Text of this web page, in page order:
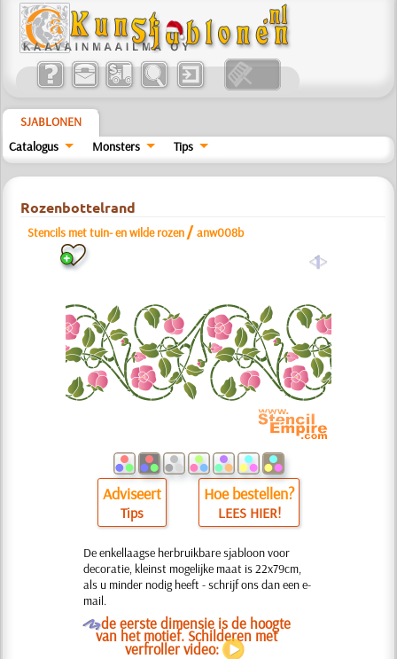
SJABLONEN
Catalogus
Monsters Tips
Rozenbottelrand
Stencils met tuin- en wilde rozen /anw008b
a
Adviseert
Tips
Hoe bestellen?
LEES HIER!
De enkellaagse herbruikbare sjabloon voor
decoratie, kleinst mogelijke maat is 22x79cm,
als u minder nodig heeft - schrijf ons dan een e-
mail.
Ode eerste dimensie is de hoogte
van het motief. Schilderen met
verfroller video: